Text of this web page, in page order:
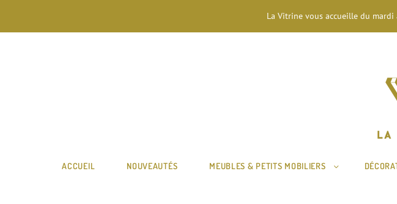
La Vitrine vous accueille du
ACCUEIL NOUVEAUTÉS MEUBLES & PETITS MOBILIERS